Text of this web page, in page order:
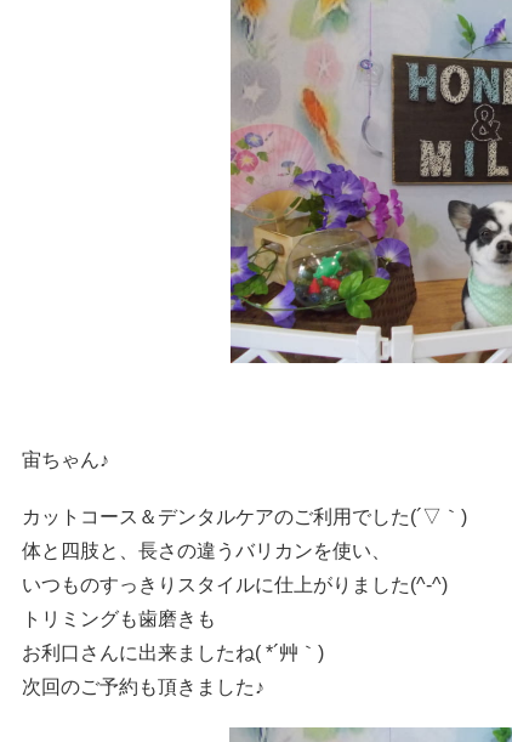
宙ちゃん♪
カットコース＆デンタルケアのご利用でした(´▽｀)
体と四肢と、長さの違うバリカンを使い、
いつものすっきりスタイルに仕上がりました(^-^)
トリミングも歯磨きも
お利口さんに出来ましたね( *´艸｀)
次回のご予約も頂きました♪